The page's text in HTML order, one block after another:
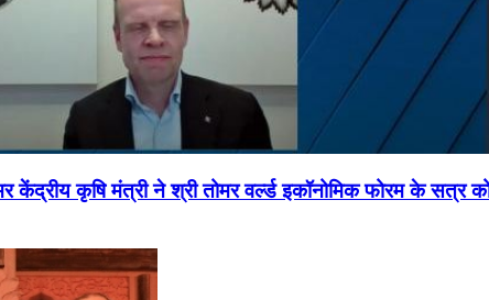
कृषि मंत्री ने श्री तोमर वर्ल्ड इकॉनोमिक फोरम के सत्र को